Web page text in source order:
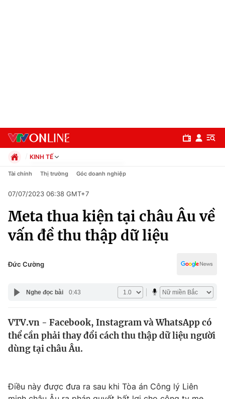
Chuyên mục
Chính trị
Pháp luật
Thế giới
Thế giới đó đây
Tài chính
KINH TẾ
Chính trị
Pháp luật
Kinh tế
Thể thao
Truyền hình
Y tế
Công nghệ
Tài chính Thị trường Góc doanh nghiệp
07/07/2023 06:38 GMT+7
Meta thua kiện tại châu Âu về
vấn đề thu thập dữ liệu
Đức Cường
Nghe đọc bài 0:43
VTV.vn - Facebook, Instagram và WhatsApp có
thể cần phải thay đổi cách thu thập dữ liệu người
dùng tại châu Âu.
Điều này được đưa ra sau khi Tòa án Công lý Liên